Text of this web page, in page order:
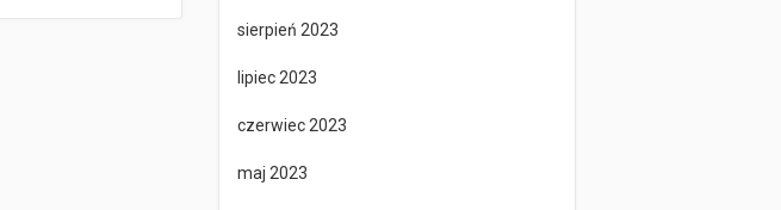
sierpień 2023
lipiec 2023
czerwiec 2023
maj 2023